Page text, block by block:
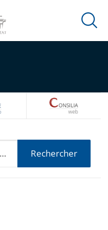
Ouvrir
ARIANEWEB
Rechercher